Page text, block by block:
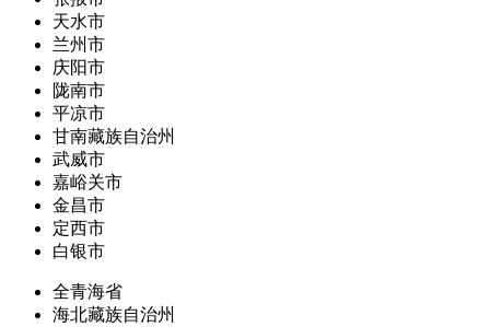
天水市
兰州市
庆阳市
陇南市
平凉市
甘南藏族自治州
武威市
嘉峪关市
金昌市
定西市
白银市
全青海省
海北藏族自治州